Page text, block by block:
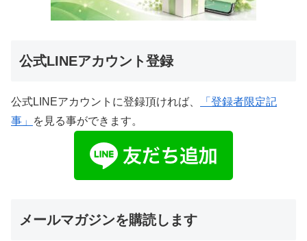
公式LINEアカウント登録
公式LINEアカウントに登録頂ければ、
「登録者限定記
事」
を見る事ができます。
メールマガジンを購読します